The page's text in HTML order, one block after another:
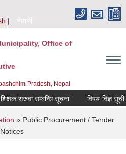
नेपाली
Office of
Pradesh, Nepal
सरुवा सम्बन्धि सूचना विषय विज्ञ सूची
» Public Procurement / Tender
Notices